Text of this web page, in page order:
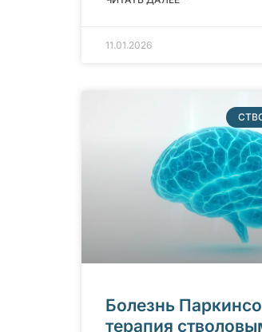
11.01.2026
Болезнь
терапия